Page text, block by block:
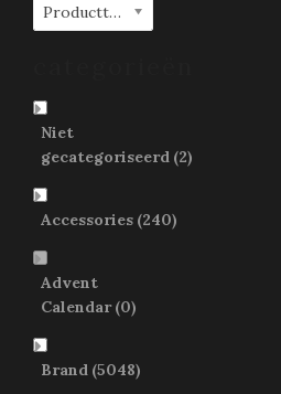
Producttags
Niet
gecategoriseerd (2)
Accessories (240)
Advent
Calendar (0)
Brand (5048)